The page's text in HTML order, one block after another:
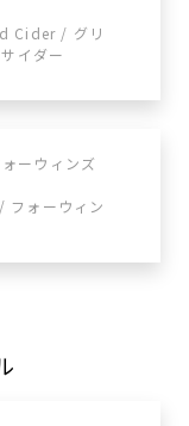
Cider / グリ
イダー
ーウィンズ
ォーウィン